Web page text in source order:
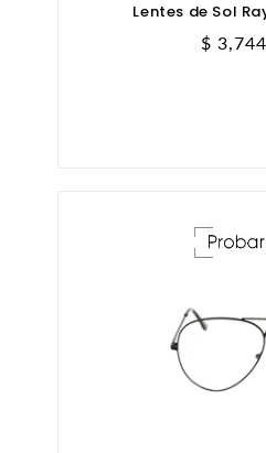
Lentes de Sol
Precio
$ 3,744